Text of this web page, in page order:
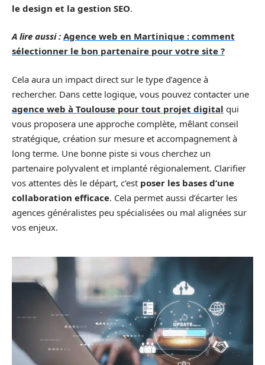
le design et la gestion SEO.
A lire aussi : Agence web en Martinique : comment
sélectionner le bon partenaire pour votre site ?
Cela aura un impact direct sur le type d’agence à
rechercher. Dans cette logique, vous pouvez contacter une
agence web à Toulouse pour tout projet digital qui
vous proposera une approche complète, mêlant conseil
stratégique, création sur mesure et accompagnement à
long terme. Une bonne piste si vous cherchez un
partenaire polyvalent et implanté régionalement. Clarifier
vos attentes dès le départ, c’est poser les bases d’une
collaboration efficace. Cela permet aussi d’écarter les
agences généralistes peu spécialisées ou mal alignées sur
vos enjeux.